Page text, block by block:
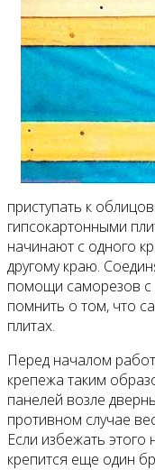
приступать к
гипсокартонными
начинают с одного
другому краю.
помощи саморезов
помнить о том, что
плитах.
Перед началом
крепежа таким
панелей возле
противном случае
Если избежать этого
крепится еще один